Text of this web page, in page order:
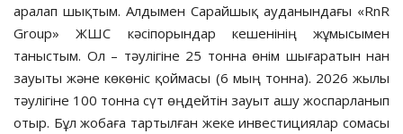
аралап шықтым. Алдымен Сарайшық ауданындағы «RnR
Group» ЖШС кәсіпорындар кешенінің жұмысымен
таныстым. Ол – тәулігіне 25 тонна өнім шығаратын нан
зауыты және көкөніс қоймасы (6 мың тонна). 2026 жылы
тәулігіне 100 тонна сүт өңдейтін зауыт ашу жоспарланып
отыр. Бұл жобаға тартылған жеке инвестициялар сомасы